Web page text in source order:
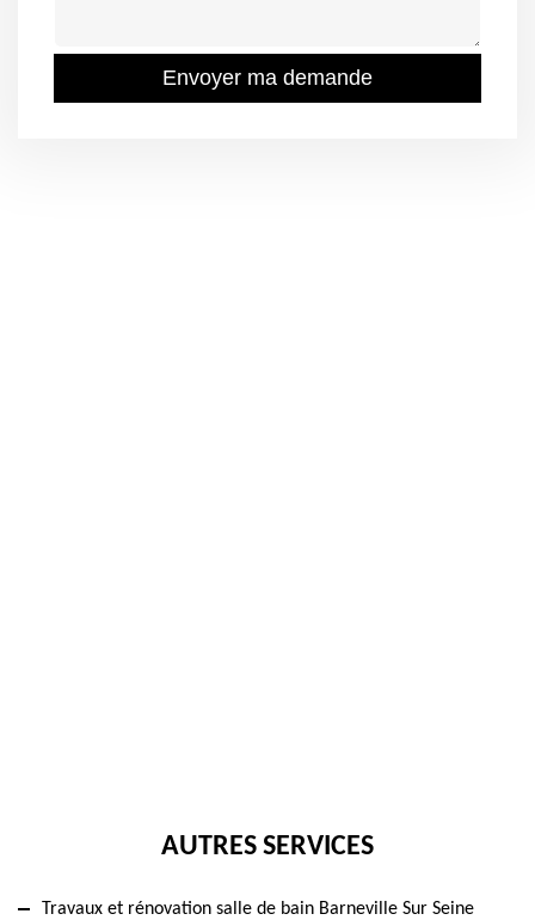
AUTRES SERVICES
Travaux et rénovation salle de bain Barneville Sur Seine